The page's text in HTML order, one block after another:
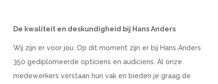
De kwaliteit en deskundigheid bij Hans Anders
Wij zijn er voor jou. Op dit moment zijn er bij Hans Anders
350 gediplomeerde opticiens en audiciens. Al onze
medewerkers verstaan hun vak en bieden je graag de